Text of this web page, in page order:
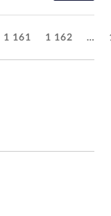
1 161 1 162 …